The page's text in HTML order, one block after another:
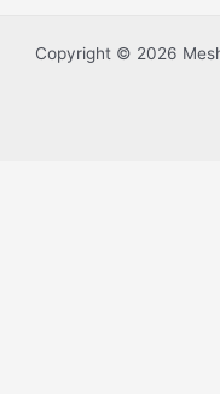
Copyright © 2026